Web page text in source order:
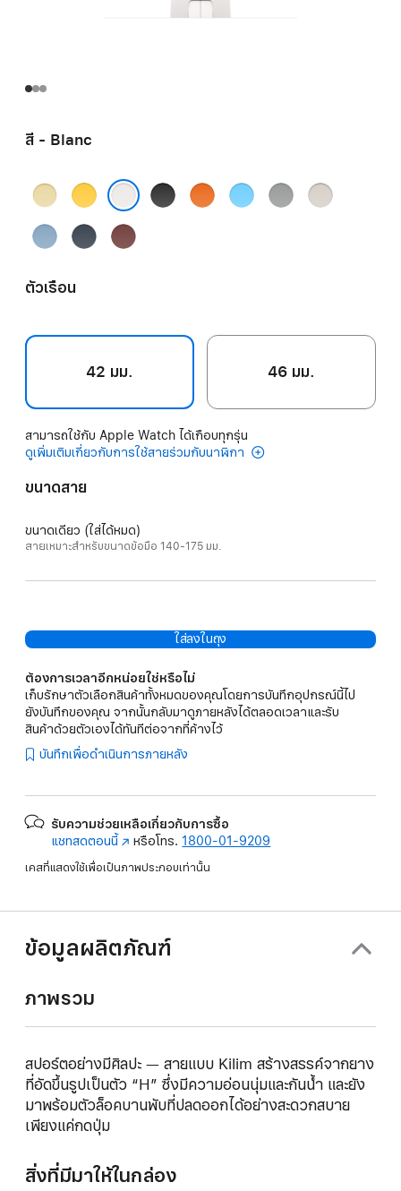
สี - Blanc
GrègeJaune Noir OrangeBleu
Céleste
Gris
Béton
Bleu
Pastel
Navy
Rouge
H
ตัวเรือน
42 มม. 46 มม.
สามารถใช้กับ Apple Watch ได้เกือบทุกรุ่น
ดูเพิ่มเติมเกี่ยวกับการใช้สายร่วมกับนาฬิกา
ขนาดสาย
ขนาดเดียว (ใส่ได้หมด)
สายเหมาะสำหรับขนาดข้อมือ 140-175 มม.
ใส่ลงในถุง
ต้องการเวลาอีกหน่อยใช่หรือไม่
เก็บรักษาตัวเลือกสินค้าทั้งหมดของคุณโดยการบันทึกอุปกรณ์นี้ไป
ยังบันทึกของคุณ จากนั้นกลับมาดูภายหลังได้ตลอดเวลาและรับ
สินค้าด้วยตัวเองได้ทันทีต่อจากที่ค้างไว้
บันทึกเพื่อดำเนินการภายหลัง
รับความช่วยเหลือเกี่ยวกับการซื้อ
แชทสดตอนนี้(เปิด
หน้าต่าง
หรือโทร. 1800-01-9209
เคสที่แสดงใช้เพื่อเป็นภาพประกอบเท่านั้น
ข้อมูลผลิตภัณฑ์
ภาพรวม
สปอร์ตอย่างมีศิลปะ — สายแบบ Kilim สร้างสรรค์จากยาง
ที่อัดขึ้นรูปเป็นตัว “H” ซึ่งมีความอ่อนนุ่มและกันน้ำ และยัง
มาพร้อมตัวล็อคบานพับที่ปลดออกได้อย่างสะดวกสบาย
เพียงแค่กดปุ่ม
สิ่งที่มีมาให้ในกล่อง